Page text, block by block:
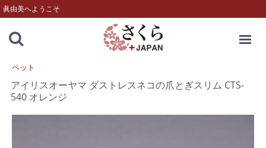
眞由美へようこそ
ペット
アイリスオーヤマ ダストレスネコの爪とぎスリム CTS-
540 オレンジ